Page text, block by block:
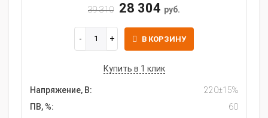
39 310 28 304 руб.
В КОРЗИНУ
Купить в 1 клик
Напряжение, В:
220±15%
ПВ, %:
60